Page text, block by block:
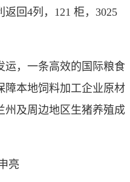
回4列，121 柜，3025
，一条高效的国际粮食
障本地饲料加工企业原材
州及周边地区生猪养殖成
亮